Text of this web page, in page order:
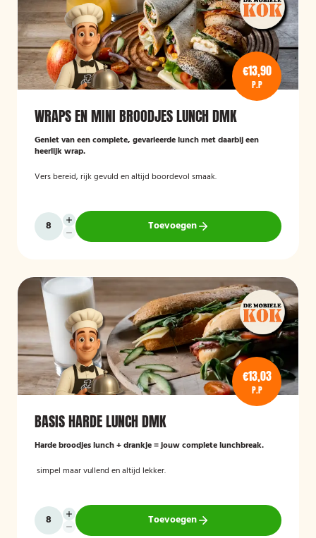
€13,90
P.P
WRAPS EN MINI BROODJES LUNCH DMK
Geniet van een complete, gevarieerde lunch met daarbij een
heerlijk wrap.
Vers bereid, rijk gevuld en altijd boordevol smaak.
Toevoegen
€13,03
P.P
BASIS HARDE LUNCH DMK
Harde broodjes lunch + drankje = jouw complete lunchbreak.
simpel maar vullend en altijd lekker.
Toevoegen